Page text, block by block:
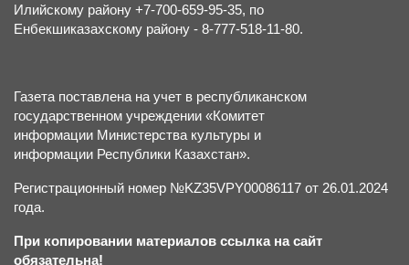
Илийскому району +7-700-659-95-35, по
Енбекшиказахскому району - 8-777-518-11-80.
Газета поставлена на учет в республиканском
государственном учреждении «Комитет
информации Министерства культуры и
информации Республики Казахстан».
Регистрационный номер №KZ35VPY00086117 от 26.01.2024
года.
При копировании материалов ссылка на сайт
обязательна!